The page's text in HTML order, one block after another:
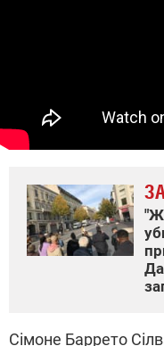
Сімоне Баррето